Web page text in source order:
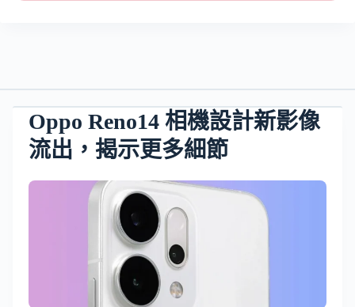
Oppo Reno14 相機設計新影像
流出，揭示更多細節